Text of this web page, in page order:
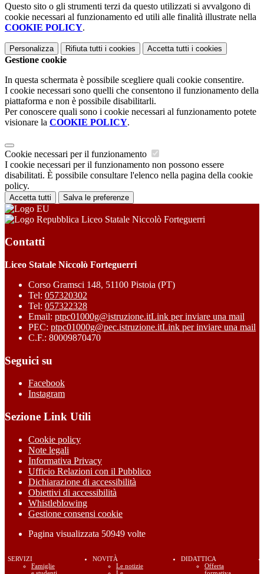
Questo sito o gli strumenti terzi da questo utilizzati si avvalgono di
cookie necessari al funzionamento ed utili alle finalità illustrate nella
COOKIE POLICY.
Personalizza Rifiuta tutti i cookies Accetta tutti i cookies
Gestione cookie
In questa schermata è possibile scegliere quali cookie consentire.
I cookie necessari sono quelli che consentono il funzionamento della
piattaforma e non è possibile disabilitarli.
Per conoscere quali sono i cookie necessari al funzionamento potete
visionare la COOKIE POLICY.
Cookie necessari per il funzionamento
I cookie necessari per il funzionamento non possono essere
disabilitati. È possibile consultare l'elenco nella pagina della cookie
policy.
Accetta tutti Salva le preferenze
Liceo Statale Niccolò Forteguerri
Contatti
Liceo Statale Niccolò Forteguerri
Corso Gramsci 148, 51100 Pistoia (PT)
Tel: 057320302
Tel: 057322328
Email: ptpc01000g@istruzione.itLink per inviare una mail
PEC: ptpc01000g@pec.istruzione.itLink per inviare una mail
C.F.: 80009870470
Seguici su
Facebook
Instagram
Sezione Link Utili
Cookie policy
Note legali
Informativa Privacy
Ufficio Relazioni con il Pubblico
Dichiarazione di accessibilità
Obiettivi di accessibilità
Whistleblowing
Gestione consensi cookie
Pagina visualizzata 50949 volte
SERVIZI
Famiglie
NOVITÀ
Le notizie
DIDATTICA
Offerta